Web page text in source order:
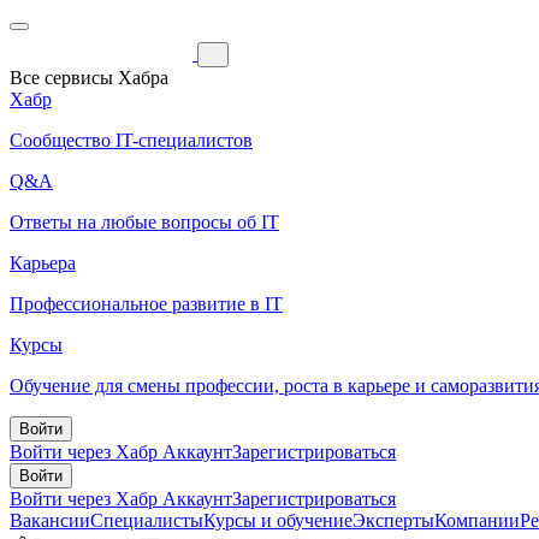
Все сервисы Хабра
Хабр
Сообщество IT-специалистов
Q&A
Ответы на любые вопросы об IT
Карьера
Профессиональное развитие в IT
Курсы
Обучение для смены профессии, роста в карьере и
Войти
Войти через Хабр АккаунтЗарегистрироваться
Войти
Войти через Хабр АккаунтЗарегистрироваться
ВакансииСпециалистыКурсы и обучениеЭкспертыКомпании